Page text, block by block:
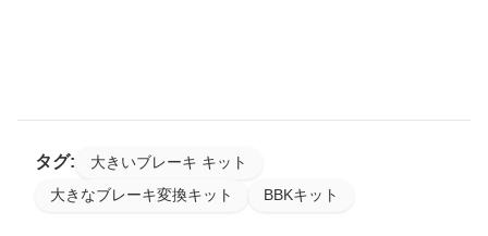
タグ:
大きいブレーキ キット
大きなブレーキ変換キット
BBKキット